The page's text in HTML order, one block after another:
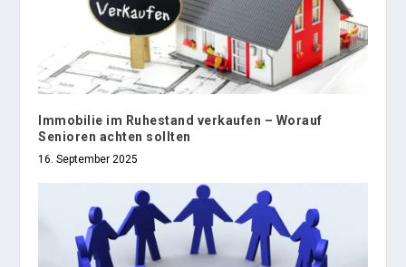
Immobilie im Ruhestand verkaufen – Worauf
Senioren achten sollten
16. September 2025